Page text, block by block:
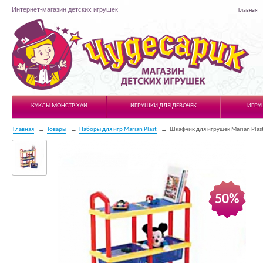
Интернет-магазин детских игрушек Главная
Чудесарик
КУКЛЫ МОНСТР ХАЙ
ИГРУШКИ ДЛЯ ДЕВОЧЕК
Главная Товары Наборы для игр Marian Plast Шкафчик для игрушек Marian
50%